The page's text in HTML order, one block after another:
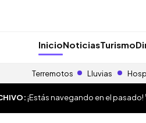
InicioNoticiasTurismo
Terremotos Lluvias
¡Estás navegando en el pasado!